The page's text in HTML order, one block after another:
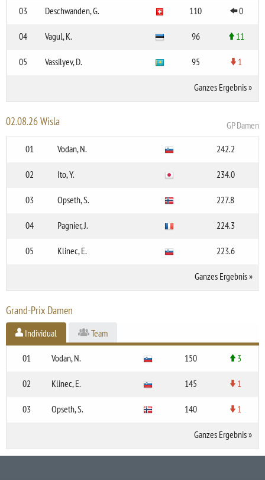
03 Deschwanden, G. 110 0
04 Vagul, K. 96 11
05 Vassilyev, D. 95 1
Ganzes Ergebnis»
02.08.26 Wisla
GP Damen
01
Vodan, N. 242.2
02 Ito, Y. 234.0
03 Opseth, S. 227.8
04 Pagnier, J. 224.3
05 Klinec, E. 223.6
Ganzes Ergebnis»
Grand-Prix Damen
Individual Team
01 Vodan, N. 150 3
02 Klinec, E. 145 1
03 Opseth, S. 140 1
Ganzes Ergebnis»